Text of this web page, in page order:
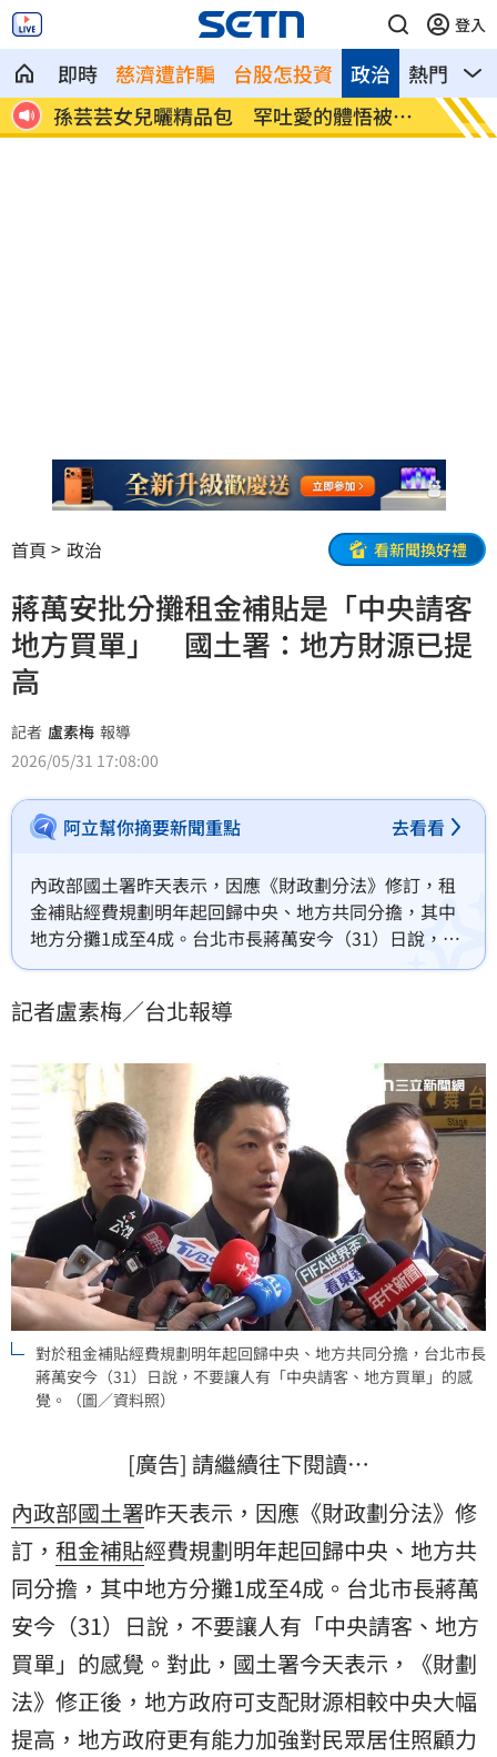
登入
即時 慈濟遭詐騙 台股怎投資 熱門 影
政治
億 孫芸芸女兒曬精品包 罕吐愛的體悟被告
白
昌鴻
首頁 政治 看新聞換好禮
蔣萬安批分攤租金補貼是「中央請客
地方買單」 國土署：地方財源已提
高
記者 盧素梅 報導
2026/05/31 17:08:00
阿立幫你摘要新聞重點 去看看
內政部國土署昨天表示，因應《財政劃分法》修訂，租
金補貼經費規劃明年起回歸中央、地方共同分擔，其中
地方分攤1成至4成。台北市長蔣萬安今（31）日說，不
要讓人有「中央請客、地方買單」的感覺。對此，國土
相較中央大幅提高，地方政府更有能力加強對民眾居住
事宜，以繼續照顧有需求的民眾。
記者盧素梅／台北報導
對於租金補貼經費規劃明年起回歸中央、地方共同分擔，台北市長
蔣萬安今（31）日說，不要讓人有「中央請客、地方買單」的感
覺。（圖／資料照）
[廣告] 請繼續往下閱讀…
內政部國土署昨天表示，因應《財政劃分法》修
訂， 租金補貼經費規劃明年起回歸中央、地方共
同分擔，其中地方分攤1成至4成。台北市長蔣萬
安今（31）日說，不要讓人有「中央請客、地方
買單」的感覺。對此，國土署今天表示，《財劃
法》修正後，地方政府可支配財源相較中央大幅
提高，地方政府更有能力加強對民眾居住照顧力